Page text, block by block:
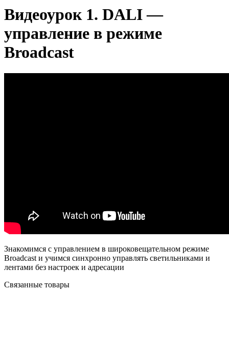
Видеоурок 1. DALI —
управление в режиме
Broadcast
Знакомимся с управлением в широковещательном режиме
Broadcast и учимся синхронно управлять светильниками и
лентами без настроек и адресации
Связанные товары